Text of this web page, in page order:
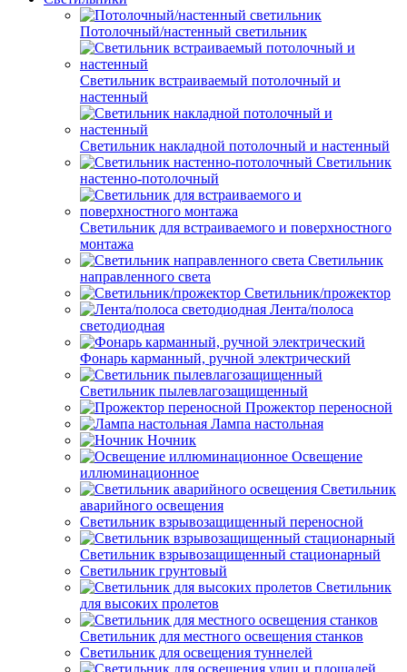
Потолочный/настенный светильник
Светильник встраиваемый потолочный и
настенный
Светильник накладной потолочный и настенный
Светильник
настенно-потолочный
Светильник для встраиваемого и поверхностного
монтажа
Светильник
направленного света
Светильник/прожектор
Лента/полоса
светодиодная
Фонарь карманный, ручной электрический
Светильник пылевлагозащищенный
Прожектор переносной
Лампа настольная
Ночник
Освещение
иллюминационное
Светильник
аварийного освещения
Светильник взрывозащищенный переносной
Светильник взрывозащищенный стационарный
Светильник грунтовый
Светильник
для высоких пролетов
Светильник для местного освещения станков
Светильник для освещения туннелей